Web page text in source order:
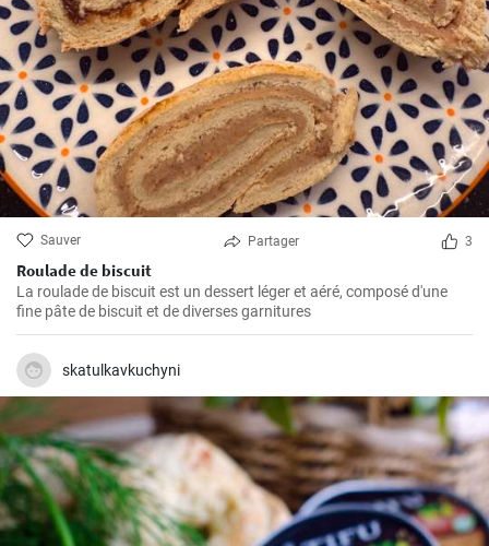
Sauver Partager 3
Roulade de biscuit
La roulade de biscuit est un dessert léger et aéré, composé d'une
fine pâte de biscuit et de diverses garnitures
skatulkavkuchyni